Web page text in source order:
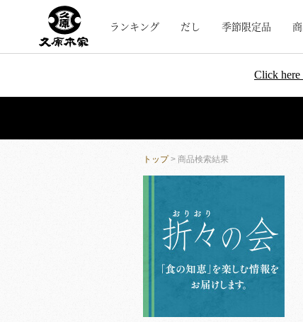
ランキング だし 季節限定品
Click here
トップ> 商品検索結果